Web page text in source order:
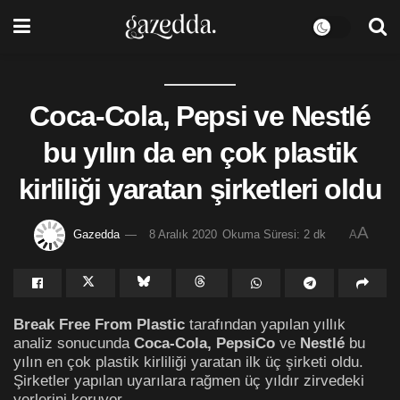
Coca-Cola, Pepsi ve Nestlé
bu yılın da en çok plastik
kirliliği yaratan şirketleri oldu
Gazedda 8 Aralık 2020 Okuma Süresi: 2 dk AA
Break Free From Plastic tarafından yapılan yıllık
analiz sonucunda Coca-Cola, PepsiCo ve Nestlé bu
yılın en çok plastik kirliliği yaratan ilk üç şirketi oldu.
Şirketler yapılan uyarılara rağmen üç yıldır zirvedeki